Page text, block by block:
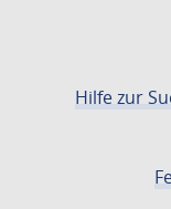
Hilfe zur